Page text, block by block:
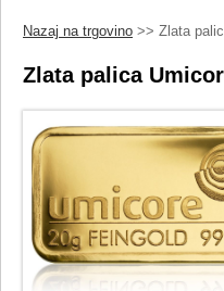
Nazaj na trgovino >> Zlata
Zlata palica